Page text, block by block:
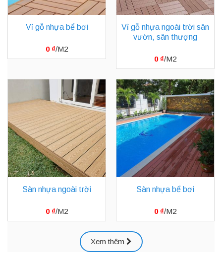
Vỉ gỗ nhựa bể bơi
0 ₫
Vỉ gỗ nhựa ngoài trời sân
vườn, sân thượng
0 ₫
Sàn nhựa ngoài trời
0 ₫
Sàn nhựa bể bơi
0 ₫
Xem thêm